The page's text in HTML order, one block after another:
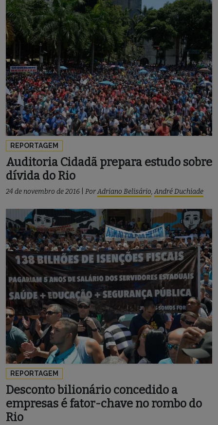
REPORTAGEM
Auditoria Cidadã prepara estudo sobre
dívida do Rio
24 de novembro de 2016 PorAdriano Belisário,André Duchiade
REPORTAGEM
Desconto bilionário concedido a
empresas é fator-chave no rombo do
Rio